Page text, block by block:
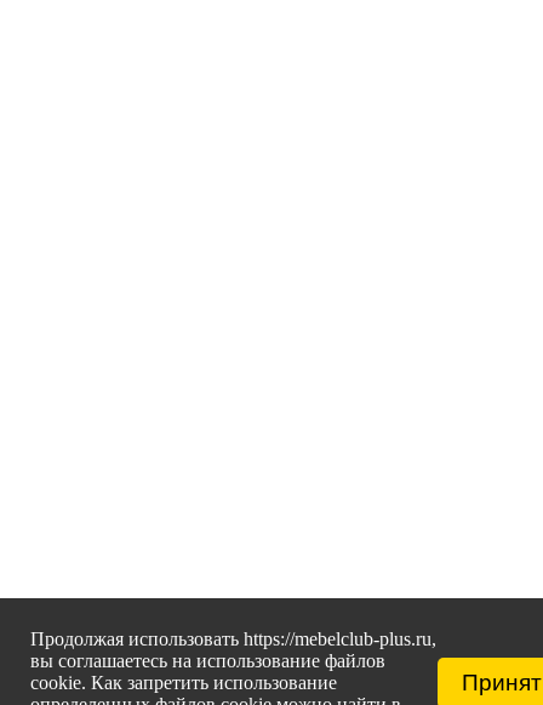
Продолжая использовать https://mebelclub-plus.ru,
вы соглашаетесь на использование файлов
cookie. Как запретить использование